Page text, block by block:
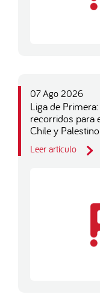
07 Ago 2026
Liga de
recorridos para
Chile y
Leer artículo